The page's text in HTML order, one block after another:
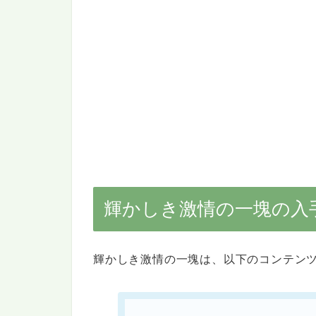
輝かしき激情の一塊の入
輝かしき激情の一塊は、以下のコンテン